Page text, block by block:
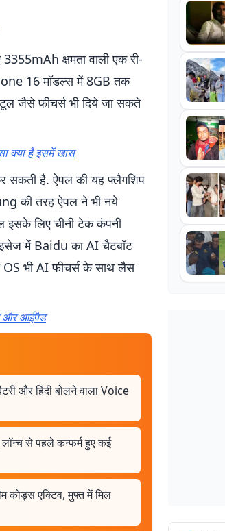
क्षमता वाली एक री-
16 मॉडल्स में 8GB तक
जैसे फीचर्स भी दिये जा सकते
क्या है इसमें खास
सकती है. ऐपल की यह फ्लैगशिप
की तरह ऐपल ने भी नये
इसके लिए चीनी टेक कंपनी
में Baidu का AI चैटबॉट
OS भी AI फीचर्स के साथ लैस
और आईपैड
और हिंदी बोलने वाला Voice
से पहले कन्फर्म हुए कई
एक्टिव, मुफ्त में मिल